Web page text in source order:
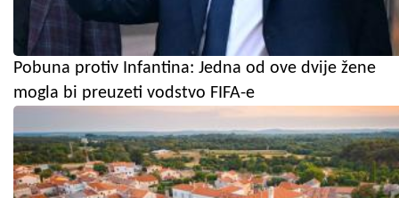
Pobuna protiv Infantina: Jedna od ove dvije žene
mogla bi preuzeti vodstvo FIFA-e